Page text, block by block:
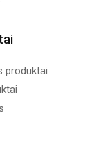
produktai